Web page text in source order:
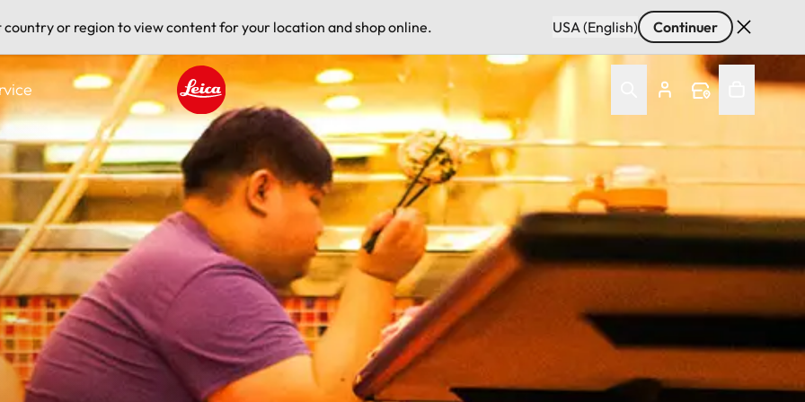
country or region to view content for your location and shop online. USA (English) Continuer
Leica logo - Home